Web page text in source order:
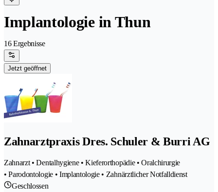
Implantologie in Thun
16 Ergebnisse
Jetzt geöffnet
Zahnarztpraxis Dres. Schuler & Burri AG
Zahnarzt • Dentalhygiene • Kieferorthopädie • Oralchirurgie
• Parodontologie • Implantologie • Zahnärztlicher Notfalldienst
Geschlossen